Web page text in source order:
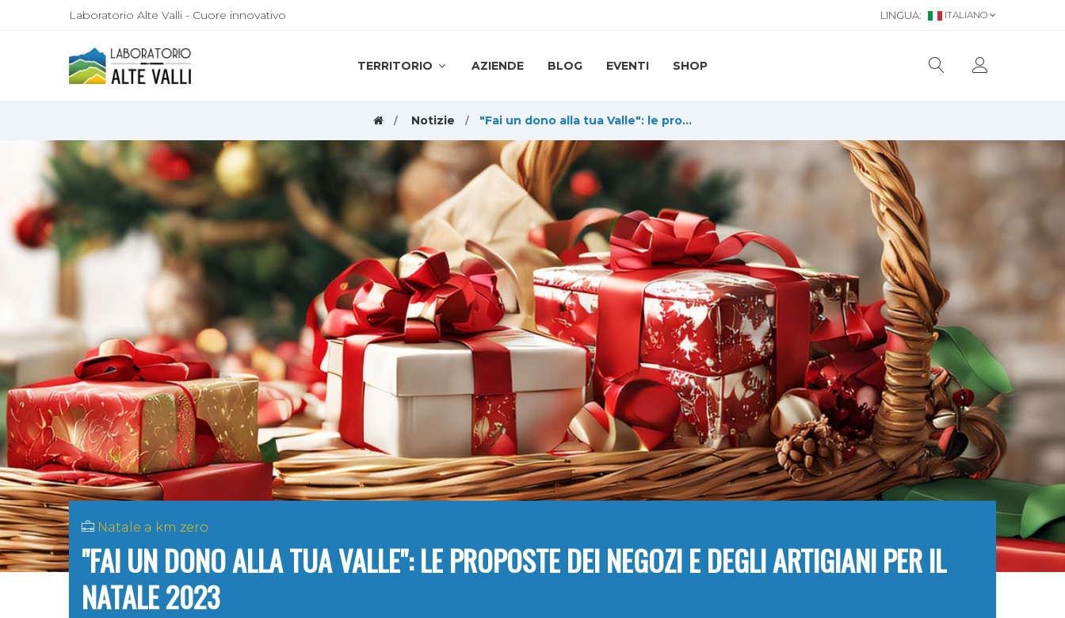
Laboratorio Alte Valli - Cuore innovativo LINGUA: ITALIANO
TERRITORIO AZIENDE BLOG EVENTI SHOP
Notizie "Fai un dono alla tua Valle": le proposte dei negozi e degli artigiani per il Natale 2023
Natale a km zero
"FAI UN DONO ALLA TUA VALLE": LE PROPOSTE DEI NEGOZI E DEGLI ARTIGIANI PER IL
NATALE 2023